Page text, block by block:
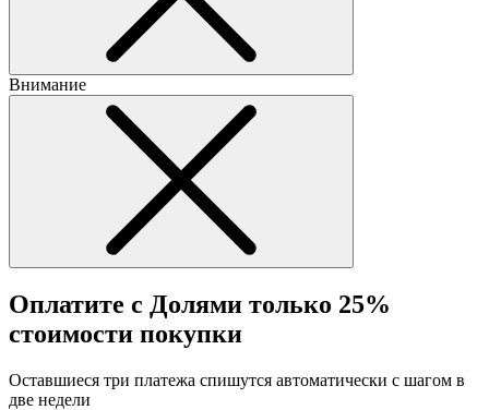
Внимание
Оплатите с Долями только 25%
стоимости покупки
Оставшиеся три платежа спишутся автоматически с шагом в
две недели